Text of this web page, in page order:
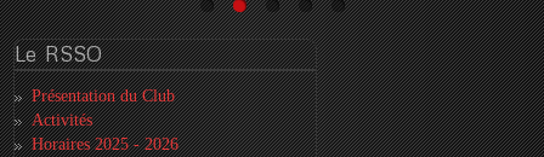
LeRSSO
Présentation du Club
Activités
Horaires 2025 - 2026